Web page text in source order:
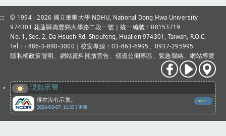
::: © 1994 - 2026 國立東華大學 NDHU, National Dong Hwa University
974301 花蓮縣壽豐鄉大學路二段一號｜統一編號：08153719
No. 1, Sec. 2, Da Hsueh Rd. Shoufeng, Hualien 974301, Taiwan, R.O.C.
Tel：+886-3-890-3000 ｜校安專線：03-863-6995、0937-295995
隱私權政策聲明、 網站資料開放宣告、 個資公開專區 、緊急聯絡、網站導覽
現無示警
現在沒有示警。
more...
2026-08-07, 11:30│更新